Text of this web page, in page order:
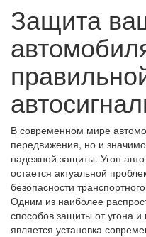
Защита
В современном мире
передвижения, но и
надежной защиты. Угон
остается актуальной
безопасности
Одним из наиболее
способов защиты от угона
является установка